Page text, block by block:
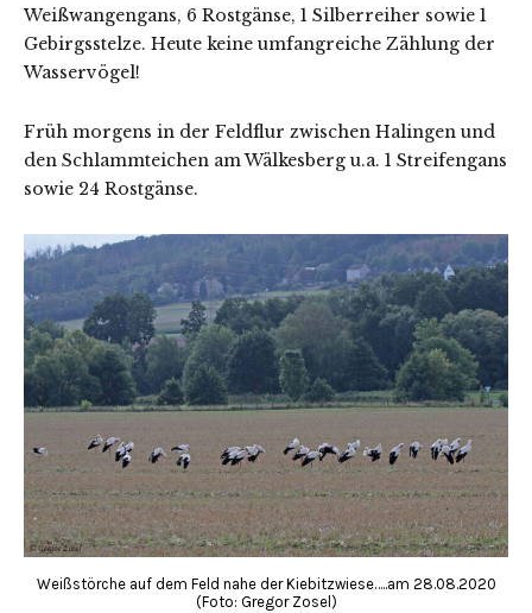
Weißwangengans, 6 Rostgänse, 1 Silberreiher sowie 1
Gebirgsstelze. Heute keine umfangreiche Zählung der
Wasservögel!
Früh morgens in der Feldflur zwischen Halingen und
den Schlammteichen am Wälkesberg u.a. 1 Streifengans
sowie 24 Rostgänse.
Weißstörche auf dem Feld nahe der Kiebitzwiese…..am 28.08.2020
(Foto: Gregor Zosel)